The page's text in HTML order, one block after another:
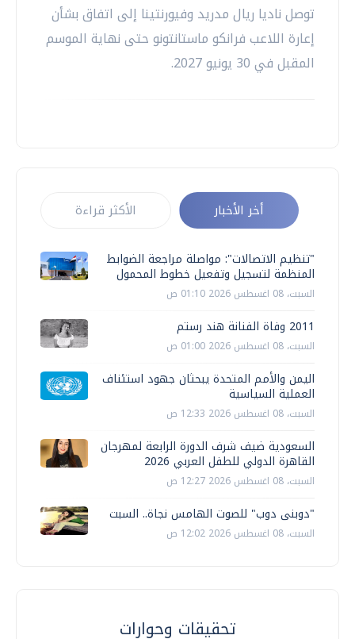
توصل ناديا ريال مدريد وفيورنتينا إلى اتفاق بشأن
إعارة اللاعب فرانكو ماستانتونو حتى نهاية الموسم
المقبل في 30 يونيو 2027.
أخر الأخبار الأكثر قراءة
"تنظيم الاتصالات": مواصلة مراجعة الضوابط
المنظمة لتسجيل وتفعيل خطوط المحمول
السبت، 08 اغسطس 2026 01:10 ص
2011 وفاة الفنانة هند رستم
السبت، 08 اغسطس 2026 01:00 ص
اليمن والأمم المتحدة يبحثان جهود استئناف
العملية السياسية
السبت، 08 اغسطس 2026 12:33 ص
السعودية ضيف شرف الدورة الرابعة لمهرجان
القاهرة الدولي للطفل العربي 2026
السبت، 08 اغسطس 2026 12:27 ص
"دوبنى دوب" للصوت الهامس نجاة.. السبت
السبت، 08 اغسطس 2026 12:02 ص
تحقيقات وحوارات